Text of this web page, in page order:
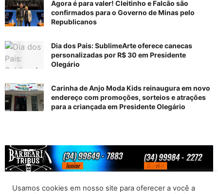
Agora é para valer! Cleitinho e Falcão são
confirmados para o Governo de Minas pelo
Republicanos
Dia dos Pais: SublimeArte oferece canecas
personalizadas por R$ 30 em Presidente
Olegário
Carinha de Anjo Moda Kids reinaugura em novo
endereço com promoções, sorteios e atrações
para a criançada em Presidente Olegário
Usamos cookies em nosso site para oferecer a você a